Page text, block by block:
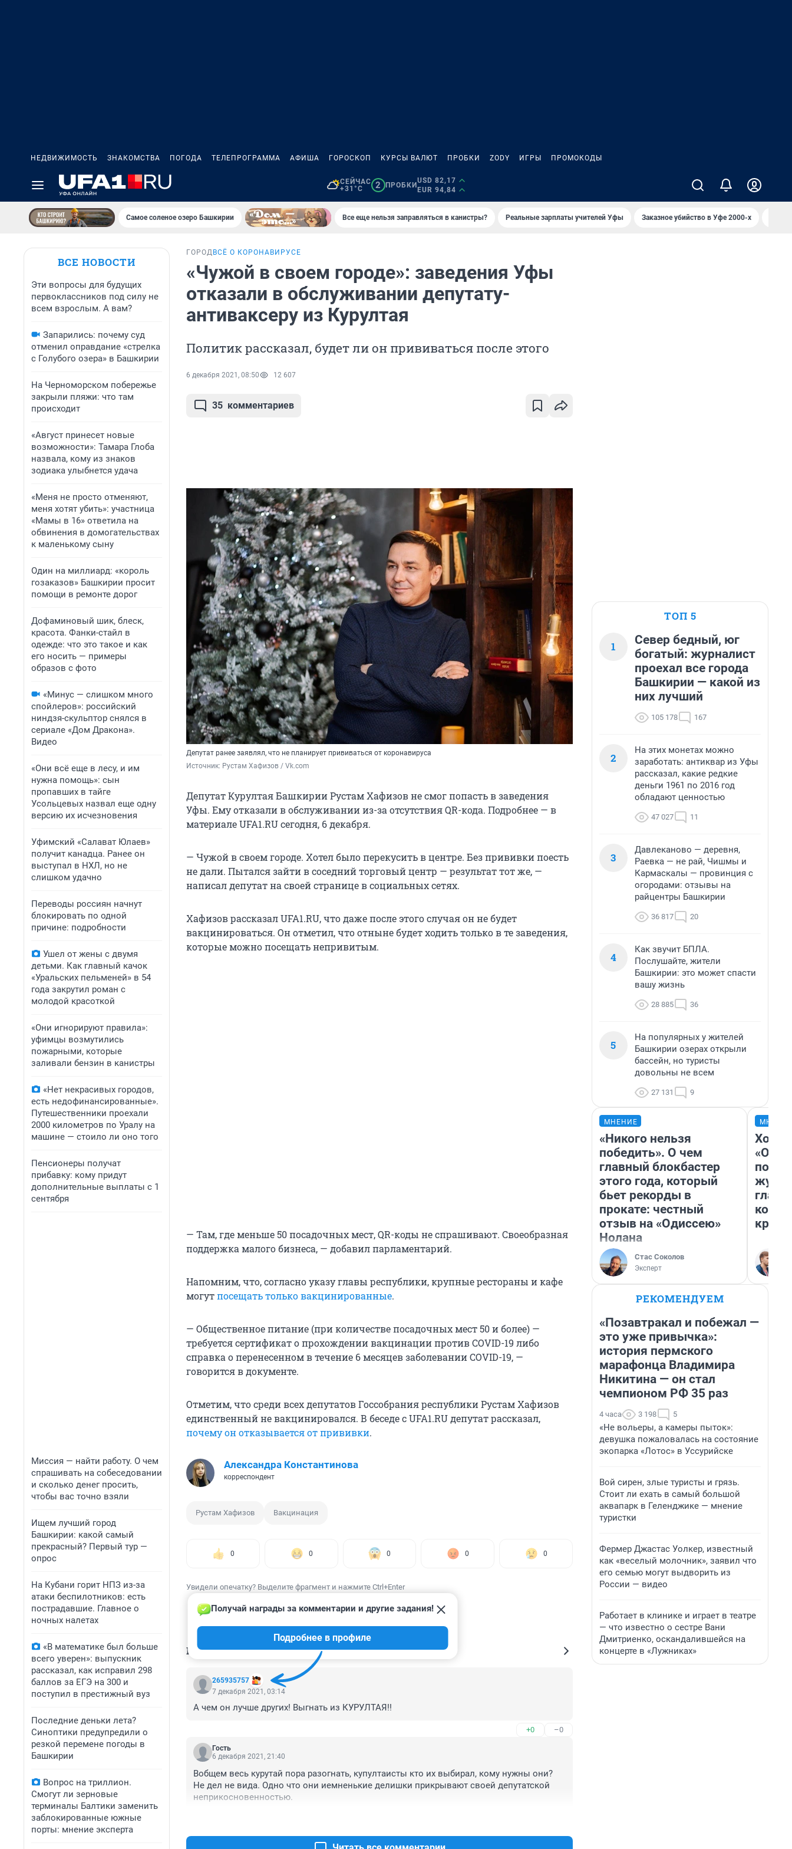
НЕДВИЖИМОСТЬ ЗНАКОМСТВА ПОГОДА ТЕЛЕПРОГРАММА АФИША ГОРОСКОП КУРСЫ ВАЛЮТ ПРОБКИ ZODY ИГРЫ ПРОМОКОДЫ
СЕЙЧАС
+31°C
2 ПРОБКИ
USD 82,17
EUR 94,84
Самое соленое озеро Башкирии Все еще нельзя заправляться в канистры? Реальные зарплаты учителей Уфы Заказное убийство в Уфе 2000-х
ВСЕ НОВОСТИ
Эти вопросы для будущих
первоклассников под силу не
всем взрослым. А вам?
Запарились: почему суд
отменил оправдание «стрелка
с Голубого озера» в Башкирии
На Черноморском побережье
закрыли пляжи: что там
происходит
«Август принесет новые
возможности»: Тамара Глоба
назвала, кому из знаков
зодиака улыбнется удача
«Меня не просто отменяют,
меня хотят убить»: участница
«Мамы в 16» ответила на
обвинения в домогательствах
к маленькому сыну
Один на миллиард: «король
гозаказов» Башкирии просит
помощи в ремонте дорог
Дофаминовый шик, блеск,
красота. Фанки-стайл в
одежде: что это такое и как
его носить — примеры
образов с фото
«Минус — слишком много
спойлеров»: российский
ниндзя-скульптор снялся в
сериале «Дом Дракона».
Видео
«Они всё еще в лесу, и им
нужна помощь»: сын
пропавших в тайге
Усольцевых назвал еще одну
версию их исчезновения
Уфимский «Салават Юлаев»
получит канадца. Ранее он
выступал в НХЛ, но не
слишком удачно
Переводы россиян начнут
блокировать по одной
причине: подробности
Ушел от жены с двумя
детьми. Как главный качок
«Уральских пельменей» в 54
года закрутил роман с
молодой красоткой
«Они игнорируют правила»:
уфимцы возмутились
пожарными, которые
заливали бензин в канистры
«Нет некрасивых городов,
есть недофинансированные».
Путешественники проехали
2000 километров по Уралу на
машине — стоило ли оно того
Пенсионеры получат
прибавку: кому придут
дополнительные выплаты с 1
сентября
Миссия — найти работу. О чем
спрашивать на собеседовании
и сколько денег просить,
чтобы вас точно взяли
Ищем лучший город
Башкирии: какой самый
прекрасный? Первый тур —
опрос
На Кубани горит НПЗ из-за
атаки беспилотников: есть
пострадавшие. Главное о
ночных налетах
«В математике был больше
всего уверен»: выпускник
рассказал, как исправил 298
баллов за ЕГЭ на 300 и
поступил в престижный вуз
Последние деньки лета?
Синоптики предупредили о
резкой перемене погоды в
Башкирии
Вопрос на триллион.
Смогут ли зерновые
терминалы Балтики заменить
заблокированные южные
порты: мнение эксперта
ГОРОД ВСЁ О КОРОНАВИРУСЕ
«Чужой в своем городе»: заведения Уфы
отказали в обслуживании депутату-
антиваксеру из Курултая
Политик рассказал, будет ли он прививаться после этого
6 декабря 2021, 08:50 12 607
35 комментариев
Депутат ранее заявлял, что не планирует прививаться от коронавируса
Источник: Рустам Хафизов / Vk.com
Депутат Курултая Башкирии Рустам Хафизов не смог попасть в заведения
Уфы. Ему отказали в обслуживании из-за отсутствия QR-кода. Подробнее — в
материале UFA1.RU сегодня, 6 декабря.
— Чужой в своем городе. Хотел было перекусить в центре. Без прививки поесть
не дали. Пытался зайти в соседний торговый центр — результат тот же, —
написал депутат на своей странице в социальных сетях.
Хафизов рассказал UFA1.RU, что даже после этого случая он не будет
вакцинироваться. Он отметил, что отныне будет ходить только в те заведения,
которые можно посещать непривитым.
— Там, где меньше 50 посадочных мест, QR-коды не спрашивают. Своеобразная
поддержка малого бизнеса, — добавил парламентарий.
Напомним, что, согласно указу главы республики, крупные рестораны и кафе
могутпосещать только вакцинированные.
— Общественное питание (при количестве посадочных мест 50 и более) —
требуется сертификат о прохождении вакцинации против COVID-19 либо
справка о перенесенном в течение 6 месяцев заболевании COVID-19, —
говорится в документе.
Отметим, что среди всех депутатов Госсобрания республики Рустам Хафизов
единственный не вакцинировался. В беседе с UFA1.RU депутат рассказал,
почему он отказывается от прививки.
Александра Константинова
корреспондент
Рустам Хафизов Вакцинация
0 0 0 0 0
Увидели опечатку? Выделите фрагмент и нажмите Ctrl+Enter
КОММЕНТАРИИ 35
265935757
Получай награды за комментарии и другие задания!
Подробнее в профиле
7 декабря 2021, 03:14
А чем он лучше других! Выгнать из КУРУЛТАЯ!!
+0 –0
Гость
6 декабря 2021, 21:40
Вобщем весь курутай пора разогнать, купултаисты кто их выбирал, кому нужны они?
Не дел не вида. Одно что они иемненькие делишки прикрывают своей депутатской
неприкосновенностью.
ТОП 5
1
Север бедный, юг
богатый: журналист
проехал все города
Башкирии — какой из
них лучший
105 178 167
2
На этих монетах можно
заработать: антиквар из Уфы
рассказал, какие редкие
деньги 1961 по 2016 год
обладают ценностью
47 027 11
3
Давлеканово — деревня,
Раевка — не рай, Чишмы и
Кармаскалы — провинция с
огородами: отзывы на
райцентры Башкирии
36 817 20
4
Как звучит БПЛА.
Послушайте, жители
Башкирии: это может спасти
вашу жизнь
28 885 36
5
На популярных у жителей
Башкирии озерах открыли
бассейн, но туристы
довольны не всем
27 131 9
МНЕНИЕ
«Никого нельзя
победить». О чем
главный блокбастер
этого года, который
бьет рекорды в
прокате: честный
отзыв на «Одиссею»
Нолана
Стас Соколов
Эксперт
Хоть
РЕКОМЕНДУЕМ
«Позавтракал и побежал —
это уже привычка»:
история пермского
марафонца Владимира
Никитина — он стал
чемпионом РФ 35 раз
4 часа 3 198 5
«Не вольеры, а камеры пыток»:
девушка пожаловалась на состояние
экопарка «Лотос» в Уссурийске
Вой сирен, злые туристы и грязь.
Стоит ли ехать в самый большой
аквапарк в Геленджике — мнение
туристки
Фермер Джастас Уолкер, известный
как «веселый молочник», заявил что
его семью могут выдворить из
России — видео
Работает в клинике и играет в театре
— что известно о сестре Вани
Дмитриенко, оскандалившейся на
концерте в «Лужниках»